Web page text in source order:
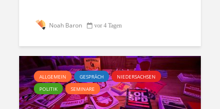
Noah Baron vor 4 Tagen
ALLGEMEIN GESPRÄCH
NIEDERSACHSEN
POLITIK
SEMINARE